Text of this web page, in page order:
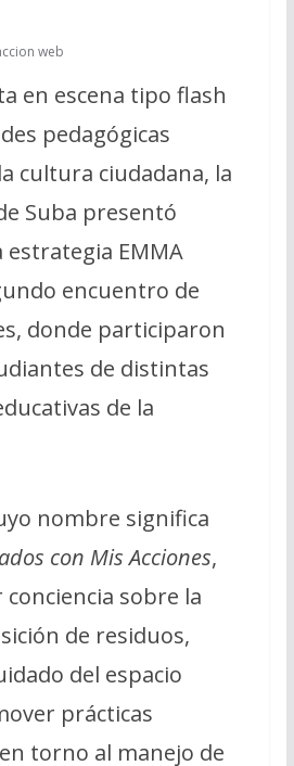
web
en escena tipo flash
pedagógicas
cultura ciudadana, la
Suba presentó
EMMA
encuentro de
donde participaron
de distintas
de la
nombre significa
con Mis Acciones,
sobre la
de residuos,
del espacio
prácticas
torno al manejo de